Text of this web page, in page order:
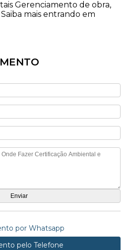
Gerenciamento de obra,
mais entrando em
por Whatsapp
pelo Telefone